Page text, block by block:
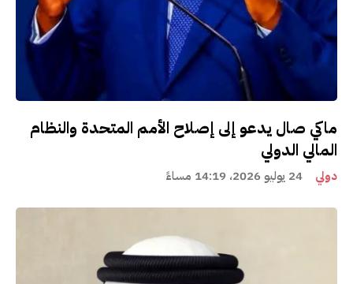
ماكي صال يدعو إلى إصلاح الأمم المتحدة والنظام
المالي الدولي
دولي 24 يوليو 2026، 14:19 مساءً